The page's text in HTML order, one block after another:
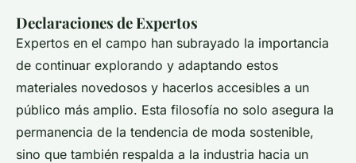
Declaraciones de Expertos
Expertos en el campo han subrayado la importancia
de continuar explorando y adaptando estos
materiales novedosos y hacerlos accesibles a un
público más amplio. Esta filosofía no solo asegura la
permanencia de la tendencia de moda sostenible,
sino que también respalda a la industria hacia un